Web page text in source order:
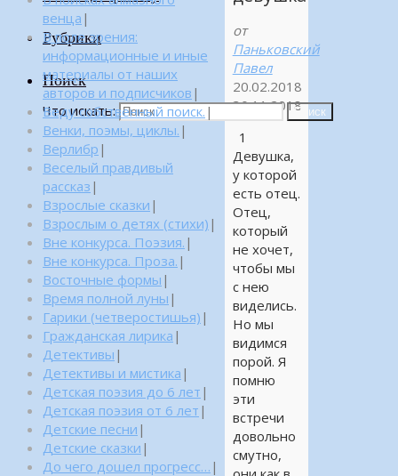
Рубрики
Поиск
Что искать: Поиск
от
Паньковский
Павел
20.02.2018
30.11.2018
1
Девушка,
у которой
есть отец.
Отец,
который
не хочет,
чтобы мы
с нею
виделись.
Но мы
видимся
порой. Я
помню
эти
встречи
довольно
смутно,
венца |
В поле зрения:
информационные и иные
материалы от наших
авторов и подписчиков |
Веду собственный поиск. |
Венки, поэмы, циклы. |
Верлибр |
Веселый правдивый
рассказ |
Взрослые сказки |
Взрослым о детях (стихи) |
Вне конкурса. Поэзия. |
Вне конкурса. Проза. |
Восточные формы |
Время полной луны |
Гарики (четверостишья) |
Гражданская лирика |
Детективы |
Детективы и мистика |
Детская поэзия до 6 лет |
Детская поэзия от 6 лет |
Детские песни |
Детские сказки |
До чего дошел прогресс… |